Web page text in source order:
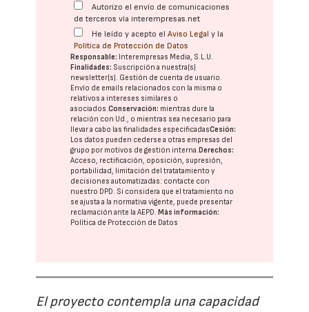
Autorizo el envío de comunicaciones
de terceros vía interempresas.net
He leído y acepto elAviso Legal y la
Política de Protección de Datos
Responsable: Interempresas Media, S.L.U.
Finalidades: Suscripción a nuestra(s)
newsletter(s). Gestión de cuenta de usuario.
Envío de emails relacionados con la misma o
relativos a intereses similares o
asociados.Conservación: mientras dure la
relación con Ud., o mientras sea necesario para
llevar a cabo las finalidades especificadasCesión:
Los datos pueden cederse a otras empresas del
grupo por motivos de gestión interna. Derechos:
Acceso, rectificación, oposición, supresión,
portabilidad, limitación del tratatamiento y
decisiones automatizadas: contacte con
nuestro DPD. Si considera que el tratamiento no
se ajusta a la normativa vigente, puede presentar
reclamación ante laAEPD. Más información:
Política de Protección de Datos
El proyecto contempla una capacidad